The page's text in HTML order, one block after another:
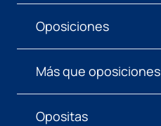
Oposiciones
Más que oposiciones
Opositas